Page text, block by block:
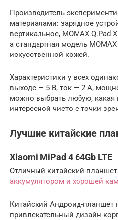
Производитель
материалами: зарядное
вертикальное, MOMAX Q.Pad
а стандартная модель
искусственной кожей.
Характеристики у всех
выходе — 5 В, ток — 2 А,
можно выбрать любую, какая
интересной чисто с точки
Лучшие китайские
Xiaomi MiPad 4 64Gb LTE
Отличный китайский
аккумулятором и хорошей
Китайский Андроид-
привлекательный дизайн